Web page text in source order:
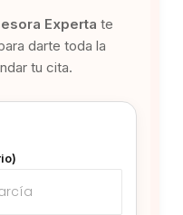
Experta te
darte toda la
tu cita.